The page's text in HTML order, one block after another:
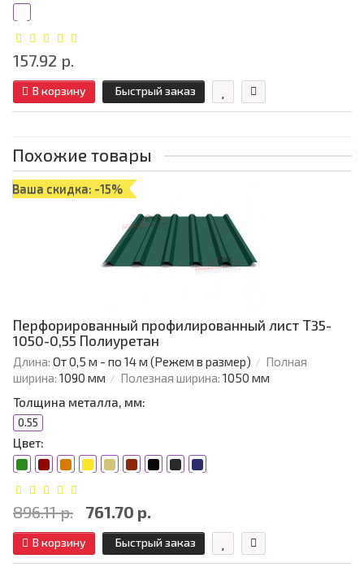
157.92 р.
В корзину Быстрый заказ
Похожие товары
Ваша скидка: -15%
Перфорированный профилированный лист Т35-
1050-0,55 Полиуретан
Длина: От 0,5 м - по 14 м (Режем в размер)
Полная
ширина: 1090 мм Полезная ширина: 1050 мм
Толщина металла, мм:
0.55
Цвет:
896.11 р. 761.70 р.
В корзину Быстрый заказ